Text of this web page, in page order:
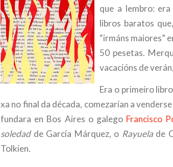
que a lembro:
libros baratos
“irmáns maiores”
50 pesetas.
vacacións de
Era o primeiro
xa no final da década, comezarían a
fundara en Bos Aires o galego Francisco
soledadde García Márquez, o Rayuelade
Tolkien.